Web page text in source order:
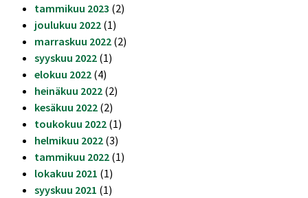
tammikuu 2023 (2)
joulukuu 2022 (1)
marraskuu 2022 (2)
syyskuu 2022 (1)
elokuu 2022 (4)
heinäkuu 2022 (2)
kesäkuu 2022 (2)
toukokuu 2022 (1)
helmikuu 2022 (3)
tammikuu 2022 (1)
lokakuu 2021 (1)
syyskuu 2021 (1)